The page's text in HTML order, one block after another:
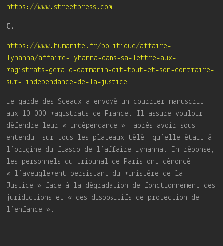
https://www.streetpress.com
C.
https://www.humanite.fr/politique/affaire-
lyhanna/affaire-lyhanna-dans-sa-lettre-aux-
magistrats-gerald-darmanin-dit-tout-et-son-contraire-
sur-lindependance-de-la-justice
Le garde des Sceaux a envoyé un courrier manuscrit
aux 10 000 magistrats de France. Il assure vouloir
défendre leur « indépendance », après avoir sous-
entendu, sur tous les plateaux télé, qu’elle était à
l’origine du fiasco de l’affaire Lyhanna. En réponse,
les personnels du tribunal de Paris ont dénoncé
« l’aveuglement persistant du ministère de la
Justice » face à la dégradation de fonctionnement des
juridictions et « des dispositifs de protection de
l’enfance ».